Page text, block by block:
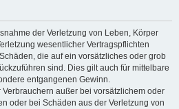
der Verletzung von Leben, Körper
wesentlicher Vertragspflichten
die auf ein vorsätzliches oder grob
sind. Dies gilt auch für mittelbare
entgangenen Gewinn.
außer bei vorsätzlichem oder
oder bei Schäden aus der Verletzung von